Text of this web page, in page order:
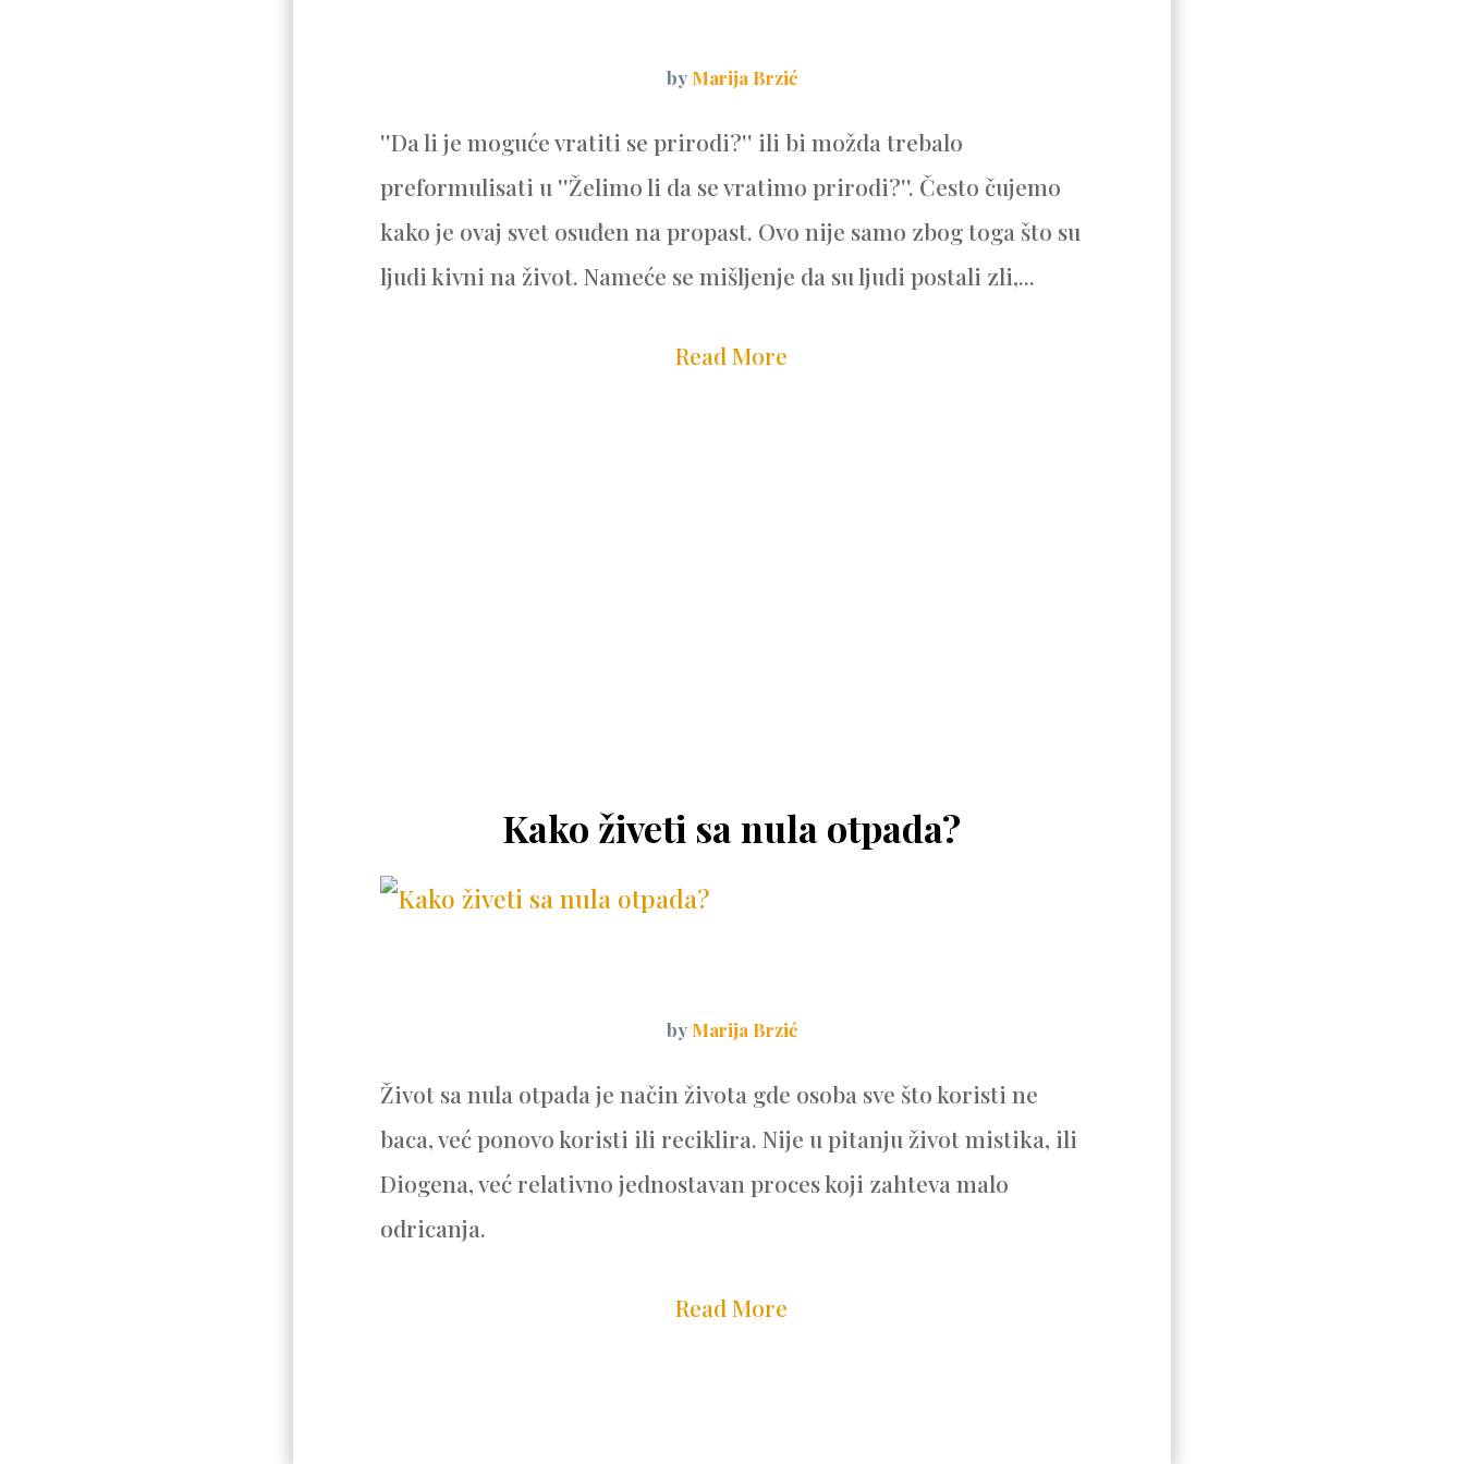
by Marija Brzić
''Da li je moguće vratiti se prirodi?'' ili bi možda trebalo
preformulisati u ''Želimo li da se vratimo prirodi?''. Često čujemo
kako je ovaj svet osuđen na propast. Ovo nije samo zbog toga što su
ljudi kivni na život. Nameće se mišljenje da su ljudi postali zli,...
Read More
Kako živeti sa nula otpada?
by Marija Brzić
Život sa nula otpada je način života gde osoba sve što koristi ne
baca, već ponovo koristi ili reciklira. Nije u pitanju život mistika, ili
Diogena, već relativno jednostavan proces koji zahteva malo
odricanja.
Read More